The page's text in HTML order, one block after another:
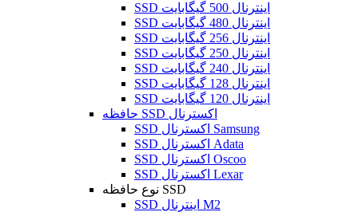
SSD اینترنال 500 گیگابایت
SSD اینترنال 480 گیگابایت
SSD اینترنال 256 گیگابایت
SSD اینترنال 250 گیگابایت
SSD اینترنال 240 گیگابایت
SSD اینترنال 128 گیگابایت
SSD اینترنال 120 گیگابایت
حافظه SSD اکسترنال
SSD اکسترنال Samsung
SSD اکسترنال Adata
SSD اکسترنال Oscoo
SSD اکسترنال Lexar
نوع حافظه SSD
SSD اینترنال M2